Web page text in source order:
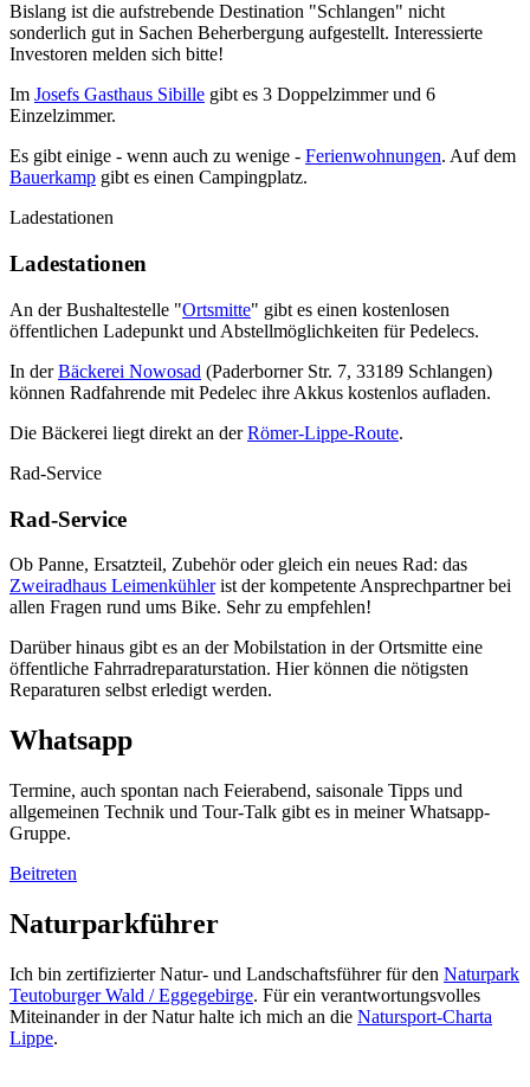
Bislang ist die aufstrebende Destination "Schlangen" nicht
sonderlich gut in Sachen Beherbergung aufgestellt. Interessierte
Investoren melden sich bitte!
Im Josefs Gasthaus Sibille gibt es 3 Doppelzimmer und 6
Einzelzimmer.
Es gibt einige - wenn auch zu wenige - Ferienwohnungen. Auf dem
Bauerkamp gibt es einen Campingplatz.
Ladestationen
Ladestationen
An der Bushaltestelle "Ortsmitte" gibt es einen kostenlosen
öffentlichen Ladepunkt und Abstellmöglichkeiten für Pedelecs.
In derBäckerei Nowosad (Paderborner Str. 7, 33189 Schlangen)
können Radfahrende mit Pedelec ihre Akkus kostenlos aufladen.
Die Bäckerei liegt direkt an derRömer-Lippe-Route.
Rad-Service
Rad-Service
Ob Panne, Ersatzteil, Zubehör oder gleich ein neues Rad: das
Zweiradhaus Leimenkühlerist der kompetente Ansprechpartner bei
allen Fragen rund ums Bike. Sehr zu empfehlen!
Darüber hinaus gibt es an der Mobilstation in der Ortsmitte eine
öffentliche Fahrradreparaturstation. Hier können die nötigsten
Reparaturen selbst erledigt werden.
Whatsapp
Termine, auch spontan nach Feierabend, saisonale Tipps und
allgemeinen Technik und Tour-Talk gibt es in meiner Whatsapp-
Gruppe.
Beitreten
Naturparkführer
Ich bin zertifizierter Natur- und Landschaftsführer für den Naturpark
Teutoburger Wald / Eggegebirge. Für ein verantwortungsvolles
Miteinander in der Natur halte ich mich an die Natursport-Charta
Lippe.